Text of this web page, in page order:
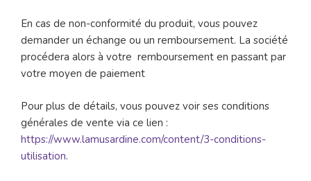
En cas de non-conformité du produit, vous pouvez
demander un échange ou un remboursement. La société
procédera alors à votre remboursement en passant par
votre moyen de paiement
Pour plus de détails, vous pouvez voir ses conditions
générales de vente via ce lien :
https://www.lamusardine.com/content/3-conditions-
utilisation.